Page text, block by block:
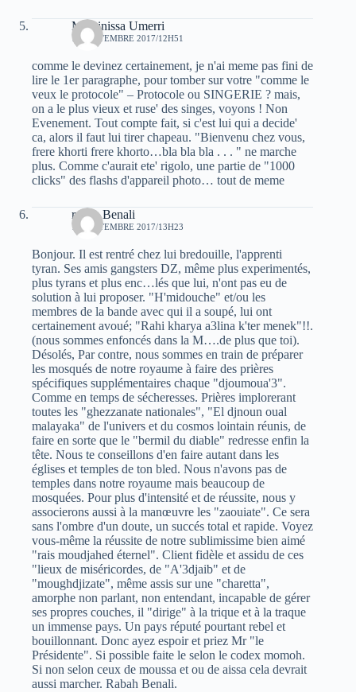
Massinissa Umerri
12 SEPTEMBRE 2017/12H51
comme le devinez certainement, je n'ai meme pas fini de
lire le 1er paragraphe, pour tomber sur votre "comme le
veux le protocole" – Protocole ou SINGERIE ? mais,
on a le plus vieux et ruse' des singes, voyons ! Non
Evenement. Tout compte fait, si c'est lui qui a decide'
ca, alors il faut lui tirer chapeau. "Bienvenu chez vous,
frere khorti frere khorto…bla bla bla . . . " ne marche
plus. Comme c'aurait ete' rigolo, une partie de "1000
clicks" des flashs d'appareil photo… tout de meme
rabah Benali
12 SEPTEMBRE 2017/13H23
Bonjour. Il est rentré chez lui bredouille, l'apprenti
tyran. Ses amis gangsters DZ, même plus experimentés,
plus tyrans et plus enc…lés que lui, n'ont pas eu de
solution à lui proposer. "H'midouche" et/ou les
membres de la bande avec qui il a soupé, lui ont
certainement avoué; "Rahi kharya a3lina k'ter menek"!!.
(nous sommes enfoncés dans la M….de plus que toi).
Désolés, Par contre, nous sommes en train de préparer
les mosqués de notre royaume à faire des prières
spécifiques supplémentaires chaque "djoumoua'3".
Comme en temps de sécheresses. Prières implorerant
toutes les "ghezzanate nationales", "El djnoun oual
malayaka" de l'univers et du cosmos lointain réunis, de
faire en sorte que le "bermil du diable" redresse enfin la
tête. Nous te conseillons d'en faire autant dans les
églises et temples de ton bled. Nous n'avons pas de
temples dans notre royaume mais beaucoup de
mosquées. Pour plus d'intensité et de réussite, nous y
associerons aussi à la manœuvre les "zaouiate". Ce sera
sans l'ombre d'un doute, un succés total et rapide. Voyez
vous-même la réussite de notre sublimissime bien aimé
"rais moudjahed éternel". Client fidèle et assidu de ces
"lieux de miséricordes, de "A'3djaib" et de
"moughdjizate", même assis sur une "charetta",
amorphe non parlant, non entendant, incapable de gérer
ses propres couches, il "dirige" à la trique et à la traque
un immense pays. Un pays réputé pourtant rebel et
bouillonnant. Donc ayez espoir et priez Mr "le
Présidente". Si possible faite le selon le codex momoh.
Si non selon ceux de moussa et ou de aissa cela devrait
aussi marcher. Rabah Benali.